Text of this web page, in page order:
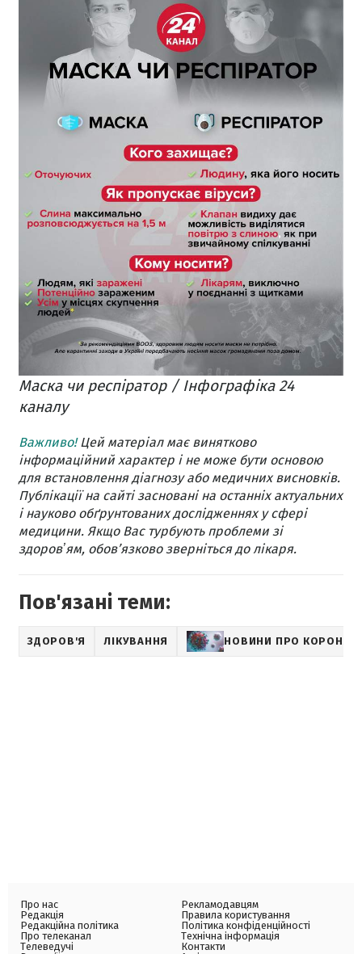
Маска чи респіратор / Інфографіка 24
каналу
Важливо!Цей матеріал має винятково
інформаційний характер і не може бути основою
для встановлення діагнозу або медичних висновків.
Публікації на сайті засновані на останніх актуальних
і науково обґрунтованих дослідженнях у сфері
медицини. Якщо Вас турбують проблеми зі
здоровʼям, обов’язково зверніться до лікаря.
Пов'язані теми:
ЗДОРОВ'Я ЛІКУВАННЯ НОВИНИ ПРО
Про нас
Редакція
Редакційна політика
Про телеканал
Телеведучі
Рекламодавцям
Правила користування
Політика конфіденційності
Технічна інформація
Контакти